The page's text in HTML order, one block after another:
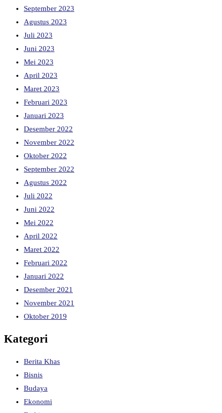
September 2023
Agustus 2023
Juli 2023
Juni 2023
Mei 2023
April 2023
Maret 2023
Februari 2023
Januari 2023
Desember 2022
November 2022
Oktober 2022
September 2022
Agustus 2022
Juli 2022
Juni 2022
Mei 2022
April 2022
Maret 2022
Februari 2022
Januari 2022
Desember 2021
November 2021
Oktober 2019
Kategori
Berita Khas
Bisnis
Budaya
Ekonomi